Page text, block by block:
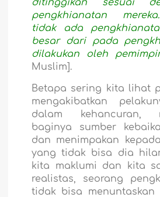
ditinggikan sesuai
pengkhianatan
tidak ada
besar dari pada
dilakukan oleh
Muslim].
Betapa sering kita lihat
mengakibatkan
dalam kehancuran,
baginya sumber
dan menimpakan
yang tidak bisa dia
kita maklumi dan kita
realistas, seorang
tidak bisa menuntaskan